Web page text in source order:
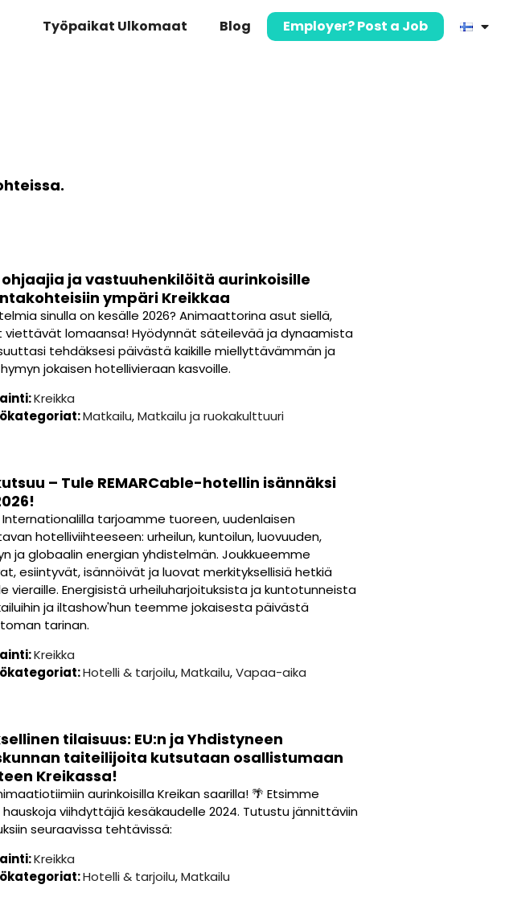
Työpaikat Ulkomaat Blog Employer? Post a Job
ohjaajia ja vastuuhenkilöitä aurinkoisille
ympäri Kreikkaa
sinulla on kesälle 2026? Animaattorina asut siellä,
viettävät lomaansa! Hyödynnät säteilevää ja dynaamista
tehdäksesi päivästä kaikille miellyttävämmän ja
jokaisen hotellivieraan kasvoille.
Kreikka
Matkailu,Matkailu ja ruokakulttuuri
– Tule REMARCable-hotellin isännäksi
Internationalilla tarjoamme tuoreen, uudenlaisen
hotelliviihteeseen: urheilun, kuntoilun, luovuuden,
ja globaalin energian yhdistelmän. Joukkueemme
esiintyvät, isännöivät ja luovat merkityksellisiä hetkiä
vieraille. Energisistä urheiluharjoituksista ja kuntotunneista
ja iltashow'hun teemme jokaisesta päivästä
tarinan.
Kreikka
Hotelli & tarjoilu,Matkailu,Vapaa-aika
tilaisuus: EU:n ja Yhdistyneen
taiteilijoita kutsutaan osallistumaan
Kreikassa!
aurinkoisilla Kreikan saarilla! 🌴 Etsimme
viihdyttäjiä kesäkaudelle 2024. Tutustu jännittäviin
seuraavissa tehtävissä:
Kreikka
Hotelli & tarjoilu,Matkailu